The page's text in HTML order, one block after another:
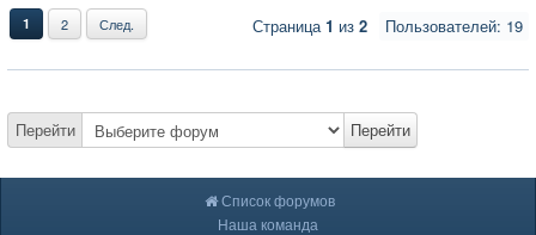
Пользователей: 19
1 2 След. Страница1 из 2
Перейти Перейти
Список форумов
Наша команда